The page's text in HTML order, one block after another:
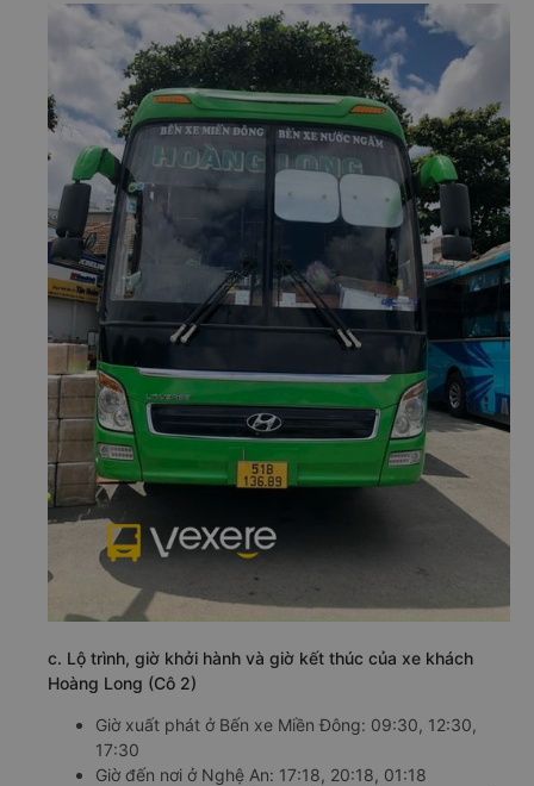
c. Lộ trình, giờ khởi hành và giờ kết thúc của xe khách
Hoàng Long (Cô 2)
Giờ xuất phát ở Bến xe Miền Đông: 09:30, 12:30,
17:30
Giờ đến nơi ở Nghệ An: 17:18, 20:18, 01:18